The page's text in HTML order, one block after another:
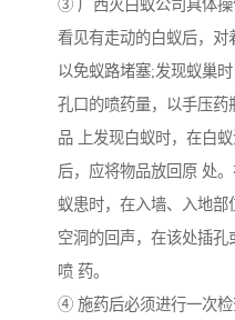
③ 广西灭白蚁公司具体操
看见有走动的白蚁后，对
以免蚁路堵塞;发现蚁巢
孔口的喷药量，以手压药
品 上发现白蚁时，在白
后，应将物品放回原 处
蚁患时，在入墙、入地
空洞的回声，在该处插
喷 药。
④ 施药后必须进行一次检